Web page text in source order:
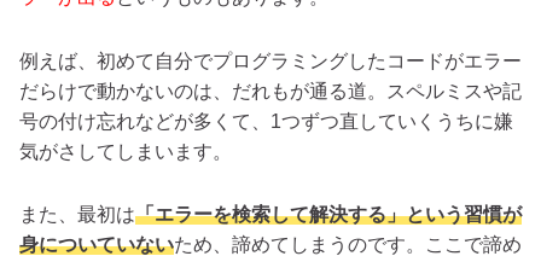
例えば、初めて自分でプログラミングしたコードがエラー
だらけで動かないのは、だれもが通る道。スペルミスや記
号の付け忘れなどが多くて、1つずつ直していくうちに嫌
気がさしてしまいます。
また、最初は「エラーを検索して解決する」という習慣が
身についていないため、諦めてしまうのです。ここで諦め